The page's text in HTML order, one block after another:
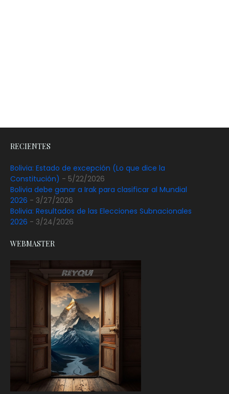
RECIENTES
Bolivia: Estado de excepción (Lo que dice la
Constitución) - 5/22/2026
Bolivia debe ganar a Irak para clasificar al Mundial
2026 - 3/27/2026
Bolivia: Resultados de las Elecciones Subnacionales
2026 - 3/24/2026
WEBMASTER